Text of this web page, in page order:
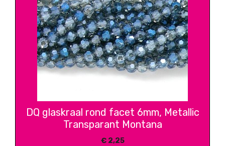
DQ glaskraal rond facet 6mm, Metallic
Transparant Montana
€2,25